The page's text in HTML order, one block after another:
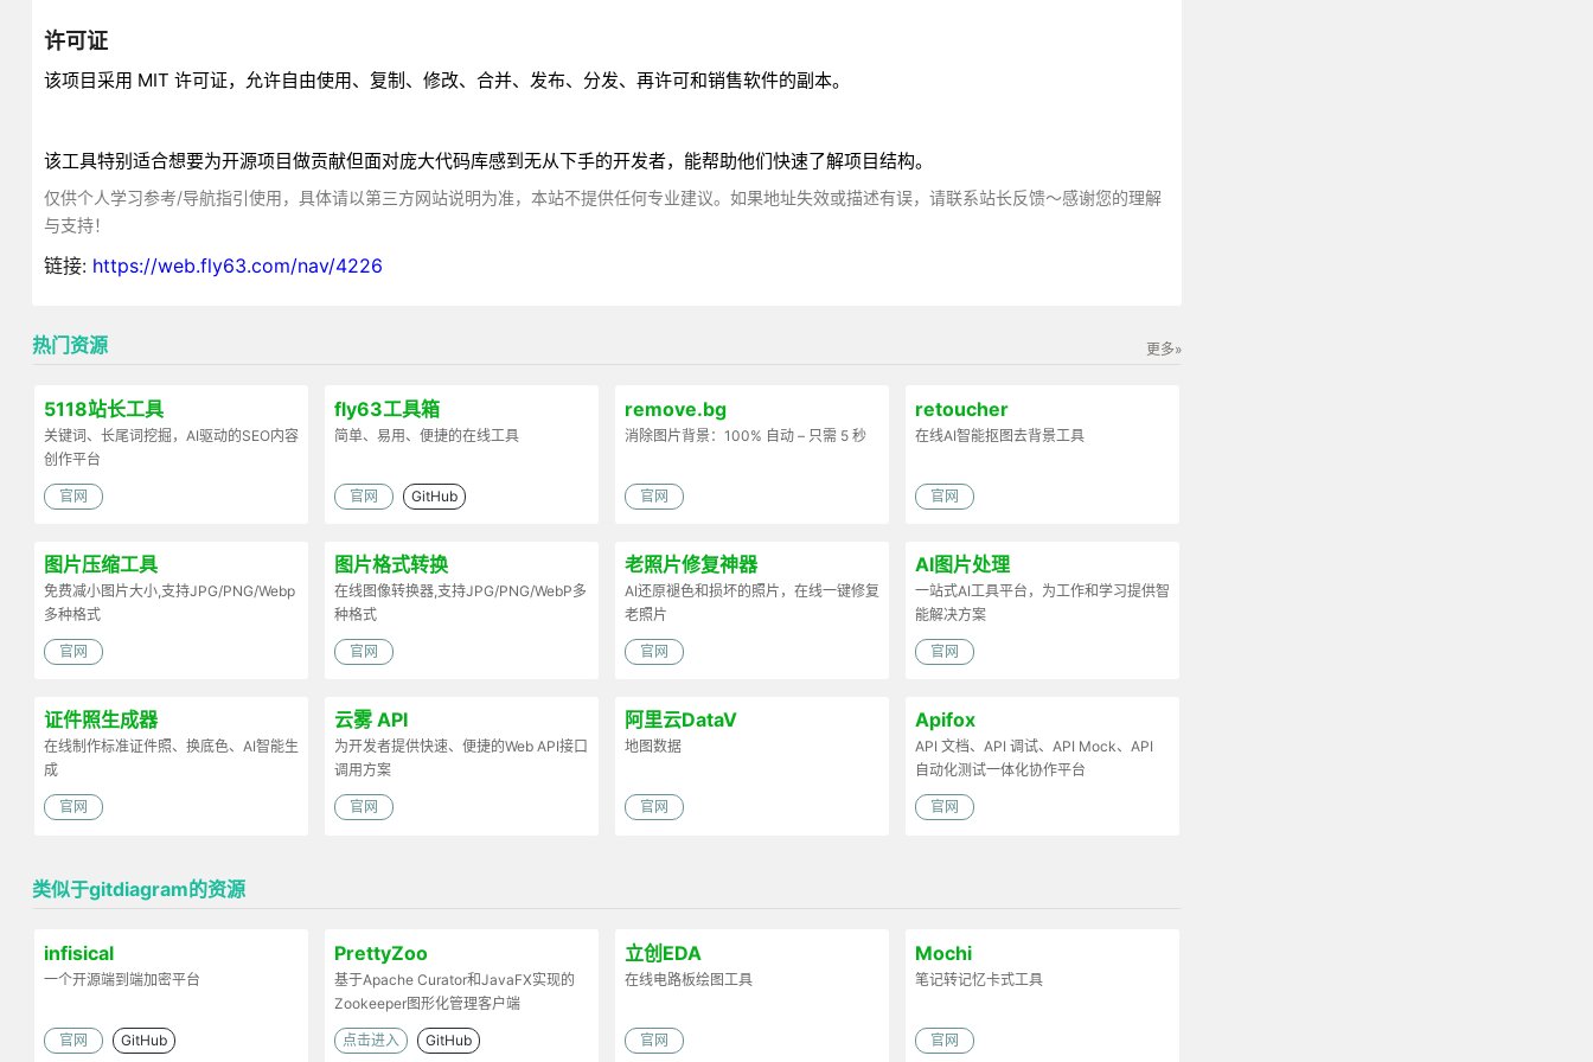
许可证
该项目采用 MIT 许可证，允许自由使用、复制、修改、合并、发布、分发、再许可和销售软件的副本。
该工具特别适合想要为开源项目做贡献但面对庞大代码库感到无从下手的开发者，能帮助他们快速了解项目结构。
仅供个人学习参考/导航指引使用，具体请以第三方网站说明为准，本站不提供任何专业建议。如果地址失效或描述有误，请联系站长反馈～感谢您的理解
与支持！
链接: https://web.fly63.com/nav/4226
更多»
热门资源
5118站长工具
关键词、长尾词挖掘，AI驱动的SEO内容
创作平台
官网
fly63工具箱
简单、易用、便捷的在线工具
官网 GitHub
remove.bg
消除图片背景：100% 自动 – 只需 5 秒
官网
retoucher
在线AI智能抠图去背景工具
官网
图片压缩工具
免费减小图片大小,支持JPG/PNG/Webp
多种格式
官网
图片格式转换
在线图像转换器,支持JPG/PNG/WebP多
种格式
官网
老照片修复神器
AI还原褪色和损坏的照片，在线一键修复
老照片
官网
AI图片处理
一站式AI工具平台，为工作和学习提供智
能解决方案
官网
证件照生成器
在线制作标准证件照、换底色、AI智能生
成
官网
云雾 API
为开发者提供快速、便捷的Web API接口
调用方案
官网
阿里云DataV
地图数据
官网
Apifox
API 文档、API 调试、API Mock、API
自动化测试一体化协作平台
官网
类似于gitdiagram的资源
infisical
一个开源端到端加密平台
官网 GitHub
PrettyZoo
基于Apache Curator和JavaFX实现的
Zookeeper图形化管理客户端
点击进入 GitHub
立创EDA
在线电路板绘图工具
官网
Mochi
笔记转记忆卡式工具
官网